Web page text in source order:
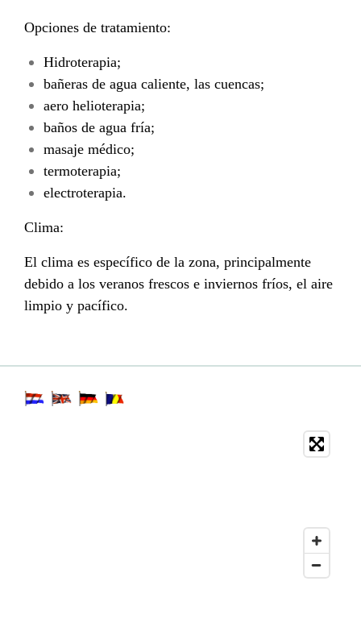
Opciones de tratamiento:
Hidroterapia;
bañeras de agua caliente, las cuencas;
aero helioterapia;
baños de agua fría;
masaje médico;
termoterapia;
electroterapia.
Clima:
El clima es específico de la zona, principalmente
debido a los veranos frescos e inviernos fríos, el aire
limpio y pacífico.